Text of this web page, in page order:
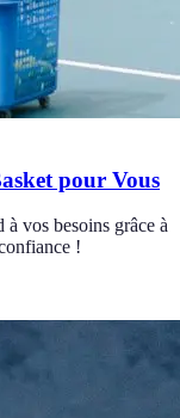
pour Vous
vos besoins grâce à
!